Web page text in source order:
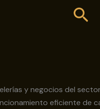
y negocios del
eficiente de